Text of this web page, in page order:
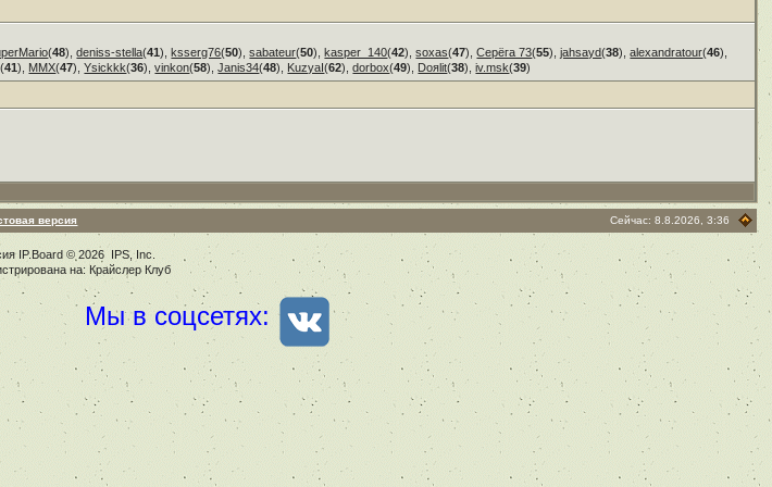
(48),deniss-stella(41),ksserg76(50),sabateur(50),kasper_140(42),soxas(47),Серёга 73(55),jahsayd(38),alexandratour(46),
(41), ММХ(47),Ysickkk(36),vinkon(58),Janis34(48), KuzyaI(62),dorbox(49), Doяlit(38),iv.msk(39)
версия Сейчас: 8.8.2026, 3:36
IP.Board© 2026 IPS, Inc
на: Крайслер Клуб
Мы в соцсетях: